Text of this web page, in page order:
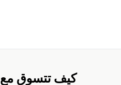
كيف تتسوق مع Qwintry